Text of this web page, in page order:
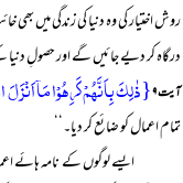
روش اختیار کی وہ دنیا کی زندگی میں
درگاہ کر دیے جائیں گے اور حصولِ
آیت ۹ {ذٰلِکَ بِاَنَّہُمۡ کَرِہُوۡا مَاۤ اَنۡزَلَ
تمام اعمال کو ضائع کر دیا۔‘‘
ایسے لوگوں کے نامہ ہائے